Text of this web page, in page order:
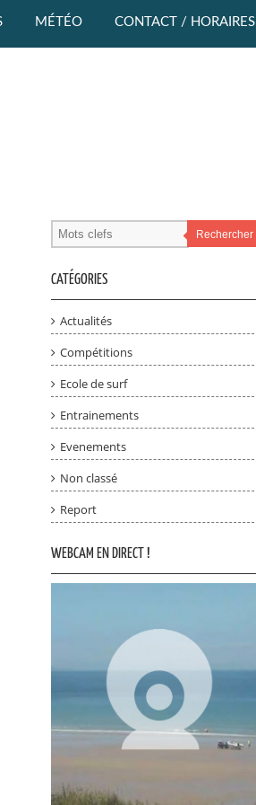
MÉTÉO CONTACT / HORAIRES
Rechercher
CATÉGORIES
Actualités
Compétitions
Ecole de surf
Entrainements
Evenements
Non classé
Report
WEBCAM EN DIRECT !